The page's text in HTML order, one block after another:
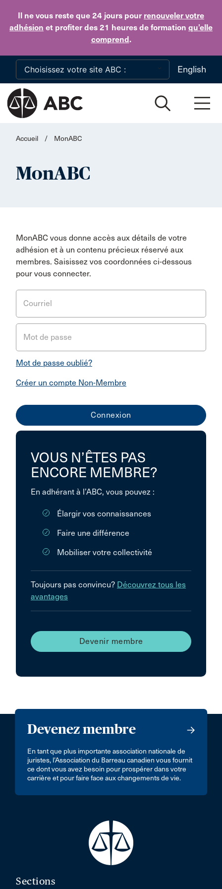
Il ne vous reste que 24 jours pour renouveler votre
adhésion et profiter des 21 heures de formation qu’elle
comprend.
Skip to main content
English
Accueil / MonABC
MonABC
MonABC vous donne accès aux détails de votre
adhésion et à un contenu précieux réservé aux
membres. Saisissez vos coordonnées ci-dessous
pour vous connecter.
Courriel
Mot de passe
Mot de passe oublié?
Créer un compte Non-Membre
VOUS N’ÊTES PAS
ENCORE MEMBRE?
En adhérant à l’ABC, vous pouvez :
Élargir vos connaissances
Faire une différence
Mobiliser votre collectivité
Toujours pas convincu? Découvrez tous les
avantages
Devenir membre
Devenez membre
En tant que plus importante association nationale de
juristes, l’Association du Barreau canadien vous fournit
ce dont vous avez besoin pour prospérer dans votre
carrière et pour faire face aux changements de vie.
Sections